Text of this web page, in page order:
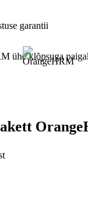
garantii